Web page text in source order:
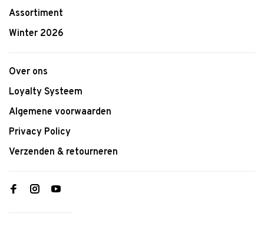
Assortiment
Winter 2026
Over ons
Loyalty Systeem
Algemene voorwaarden
Privacy Policy
Verzenden & retourneren